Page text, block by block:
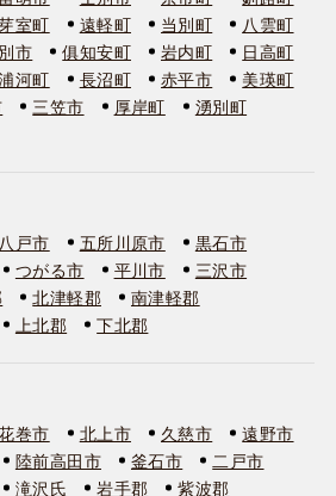
室町 遠軽町 当別町
八雲町
市 俱知安町 岩内町
日高町
河町 長沼町 赤平市
美瑛町
三笠市 厚岸町
湧別町
八戸市 五所川原市
黒石市
つがる市 平川市
三沢市
北津軽郡
南津軽郡
上北郡 下北郡
巻市 北上市 久慈市
遠野市
陸前高田市 釜石市
二戸市
滝沢氏 岩手郡
紫波郡